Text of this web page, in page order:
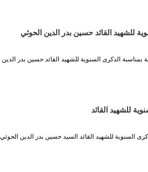
للشهيد القائد حسين بدر الدين الحوثي
بمناسبة الذكرى السنوية للشهيد القائد حسين بدر الدين
للشهيد القائد
السنوية للشهيد القائد السيد حسين بدر الدين الحوثي.